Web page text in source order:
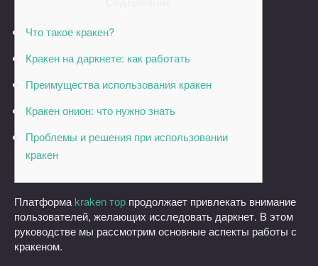
Что такое кракен?
Кракен на даркнете: как работать
Преимущества использования кракен
Кракен онион: что нужно знать
Проблемы и решения при использовании
кракен
Платформа kraken тор продолжает привлекать внимание
пользователей, желающих исследовать даркнет. В этом
руководстве мы рассмотрим основные аспекты работы с
кракеном.